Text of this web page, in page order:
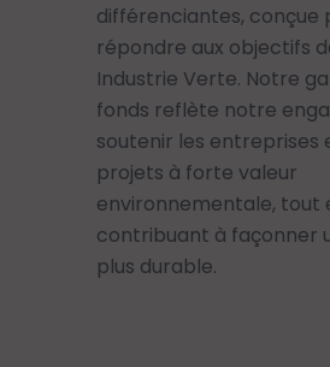
différenciantes, conçue
répondre aux objectifs
Industrie Verte. Notre
fonds reflète notre
soutenir les entreprises
projets à forte valeur
environnementale, tout
contribuant à façonner
plus durable.